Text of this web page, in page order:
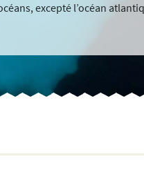
excepté l’océan